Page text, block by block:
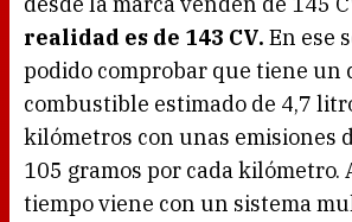
realidad es de 143 CV. En ese
podido comprobar que tiene un
combustible estimado de 4,7
kilómetros con unas emisiones
105 gramos por cada kilómetro.
tiempo viene con un sistema